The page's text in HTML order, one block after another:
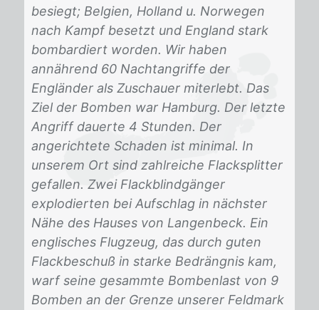
besiegt; Belgien, Holland u. Norwegen
nach Kampf besetzt und England stark
bombardiert worden. Wir haben
annährend 60 Nachtangriffe der
Engländer als Zuschauer miterlebt. Das
Ziel der Bomben war Hamburg. Der letzte
Angriff dauerte 4 Stunden. Der
angerichtete Schaden ist minimal. In
unserem Ort sind zahlreiche Flacksplitter
gefallen. Zwei Flackblindgänger
explodierten bei Aufschlag in nächster
Nähe des Hauses von Langenbeck. Ein
englisches Flugzeug, das durch guten
Flackbeschuß in starke Bedrängnis kam,
warf seine gesammte Bombenlast von 9
Bomben an der Grenze unserer Feldmark